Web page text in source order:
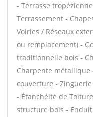
- Terrasse
Terrassement -
Voiries / Réseaux
ou remplacement) -
traditionnelle bois -
Charpente métallique
couverture -
- Étanchéité de
structure bois -